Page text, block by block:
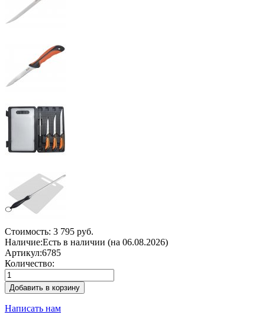
Стоимость: 3 795 руб.
Наличие:Есть в наличии (на 06.08.2026)
Артикул:6785
Количество:
Добавить в корзину
Написать нам